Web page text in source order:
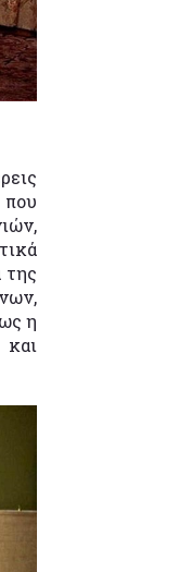
της
η